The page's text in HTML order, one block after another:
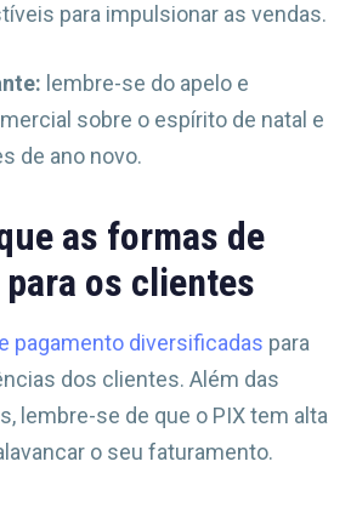
para impulsionar as vendas.
lembre-se do apelo e
sobre o espírito de natal e
de ano novo.
as formas de
os clientes
pagamento diversificadas para
dos clientes. Além das
lembre-se de que o PIX tem alta
o seu faturamento.